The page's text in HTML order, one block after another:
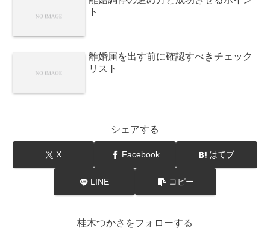
ト
離婚届を出す前に確認すべきチェック
リスト
シェアする
X Facebook はてブ
LINE コピー
桂木つかさをフォローする